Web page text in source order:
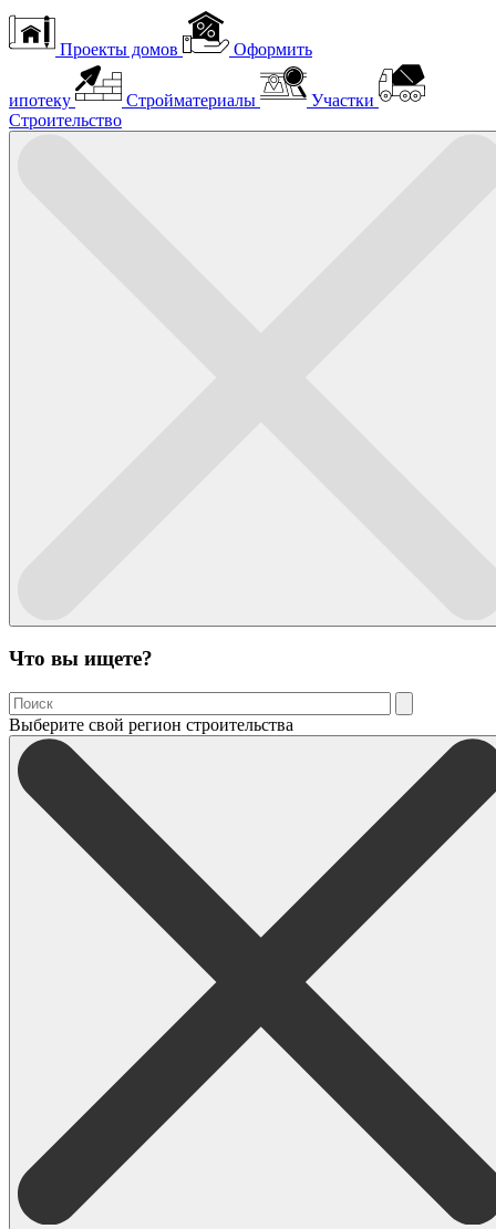
Проекты домов Оформить
ипотеку Стройматериалы
Участки
Строительство
Что вы ищете?
Выберите свой регион строительства